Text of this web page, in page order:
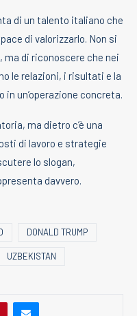
di un talento italiano che
di valorizzarlo. Non si
di riconoscere che nei
le relazioni, i risultati e la
un’operazione concreta.
ma dietro c’è una
di lavoro e strategie
lo slogan,
davvero.
DONALD TRUMP
UZBEKISTAN